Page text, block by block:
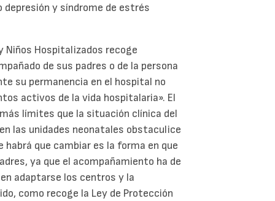
y síndrome de estrés
Niños Hospitalizados recoge
de sus padres o de la persona
su permanencia en el hospital no
activos de la vida hospitalaria». El
límites que la situación clínica del
las unidades neonatales obstaculice
que cambiar es la forma en que
ya que el acompañamiento ha de
adaptarse los centros y la
como recoge la Ley de Protección